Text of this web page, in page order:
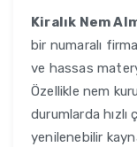
Kiralık Nem
bir numaralı
ve hassas
Özellikle nem
durumlarda
yenilenebilir